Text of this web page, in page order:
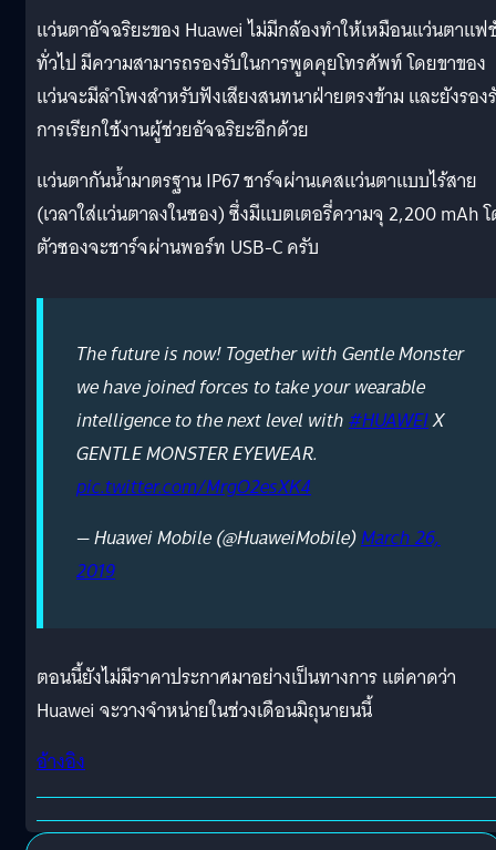
แว่นตาอัจฉริยะของ Huawei ไม่มีกล้องทำให้เหมือนแว่นตาแฟ
ทั่วไป มีความสามารถรองรับในการพูดคุยโทรศัพท์ โดยขาของ
แว่นจะมีลำโพงสำหรับฟังเสียงสนทนาฝ่ายตรงข้าม และยังรอง
การเรียกใช้งานผู้ช่วยอัจฉริยะอีกด้วย
แว่นตากันน้ำมาตรฐาน IP67 ชาร์จผ่านเคสแว่นตาแบบไร้สาย
(เวลาใส่แว่นตาลงในซอง) ซึ่งมีแบตเตอรี่ความจุ 2,200 mAh
ตัวซองจะชาร์จผ่านพอร์ท USB-C ครับ
The future is now! Together with Gentle Monster
we have joined forces to take your wearable
intelligence to the next level with#HUAWEIX
GENTLE MONSTER EYEWEAR.
pic.twitter.com/MrgO2esXK4
— Huawei Mobile (@HuaweiMobile)March 26,
2019
ตอนนี้ยังไม่มีราคาประกาศมาอย่างเป็นทางการ แต่คาดว่า
Huawei จะวางจำหน่ายในช่วงเดือนมิถุนายนนี้
อ้างอิง